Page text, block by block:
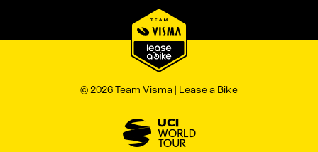
© 2026 Team Visma | Lease a Bike